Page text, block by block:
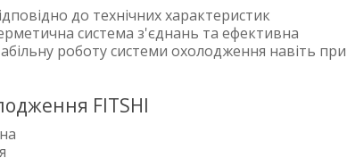
до технічних характеристик
система з'єднань та ефективна
роботу системи охолодження навіть при
FITSHI